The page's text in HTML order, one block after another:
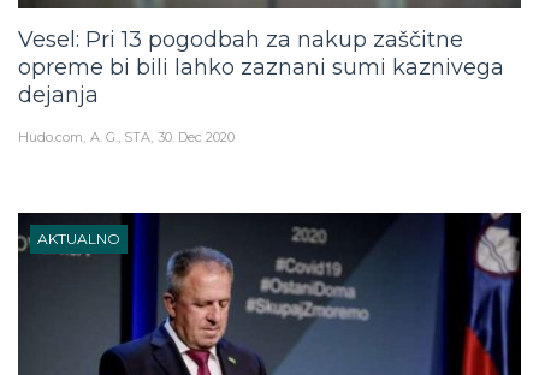
Vesel: Pri 13 pogodbah za nakup zaščitne
opreme bi bili lahko zaznani sumi kaznivega
dejanja
Hudo.com A. G., STA 30. Dec 2020
AKTUALNO